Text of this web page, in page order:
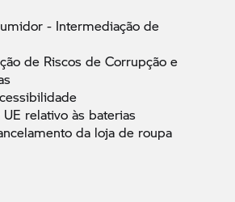
- Intermediação de
de Riscos de Corrupção e
relativo às baterias
da loja de roupa